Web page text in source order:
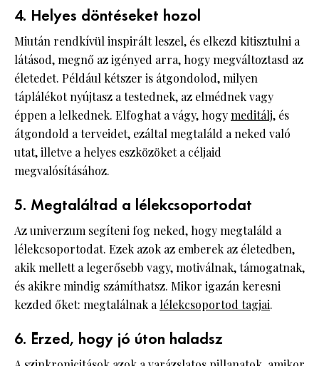
4. Helyes döntéseket hozol
Miután rendkívül inspirált leszel, és elkezd kitisztulni a
látásod, megnő az igényed arra, hogy megváltoztasd az
életedet. Például kétszer is átgondolod, milyen
táplálékot nyújtasz a testednek, az elmédnek vagy
éppen a lelkednek. Elfoghat a vágy, hogymeditálj, és
átgondold a terveidet, ezáltal megtaláld a neked való
utat, illetve a helyes eszközöket a céljaid
megvalósításához.
5. Megtaláltad a lélekcsoportodat
Az univerzum segíteni fog neked, hogy megtaláld a
lélekcsoportodat. Ezek azok az emberek az életedben,
akik mellett a legerősebb vagy, motiválnak, támogatnak,
és akikre mindig számíthatsz. Mikor igazán keresni
kezded őket: megtalálnak alélekcsoportod tagjai.
6. Érzed, hogy jó úton haladsz